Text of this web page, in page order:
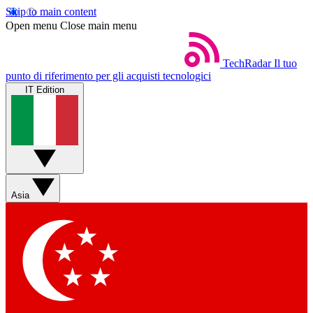
Skip to main content
Open menu Close main menu
TechRadar Il tuo
punto di riferimento per gli acquisti tecnologici
IT Edition
Asia